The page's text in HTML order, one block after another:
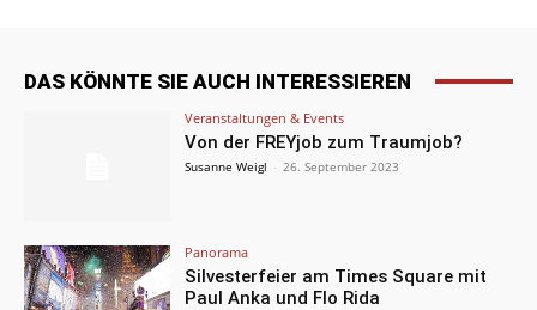
DAS KÖNNTE SIE AUCH INTERESSIEREN
Veranstaltungen & Events
Von der FREYjob zum Traumjob?
Susanne Weigl - 26. September 2023
Panorama
Silvesterfeier am Times Square mit
Paul Anka und Flo Rida